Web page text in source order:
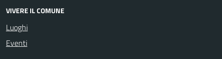
VIVERE IL COMUNE
Luoghi
Eventi